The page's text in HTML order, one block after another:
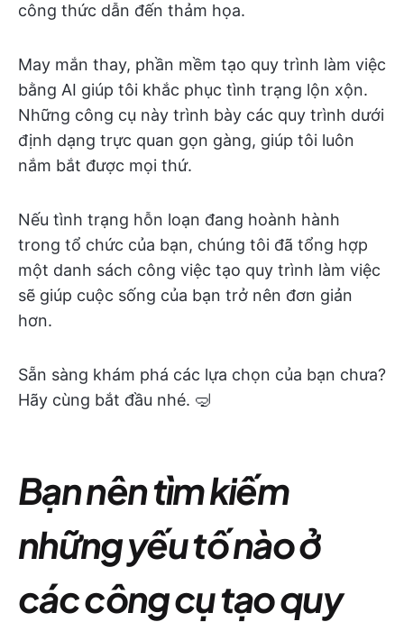
công thức dẫn đến thảm họa.
May mắn thay, phần mềm tạo quy trình làm việc
bằng AI giúp tôi khắc phục tình trạng lộn xộn.
Những công cụ này trình bày các quy trình dưới
định dạng trực quan gọn gàng, giúp tôi luôn
nắm bắt được mọi thứ.
Nếu tình trạng hỗn loạn đang hoành hành
trong tổ chức của bạn, chúng tôi đã tổng hợp
một danh sách công việc tạo quy trình làm việc
sẽ giúp cuộc sống của bạn trở nên đơn giản
hơn.
Sẵn sàng khám phá các lựa chọn của bạn chưa?
Hãy cùng bắt đầu nhé. 🤿
Bạn nên tìm kiếm
những yếu tố nào ở
các công cụ tạo quy